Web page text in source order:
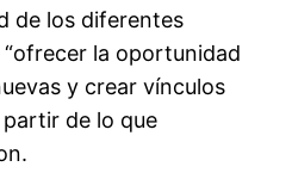
de los diferentes
“ofrecer la oportunidad
y crear vínculos
de lo que